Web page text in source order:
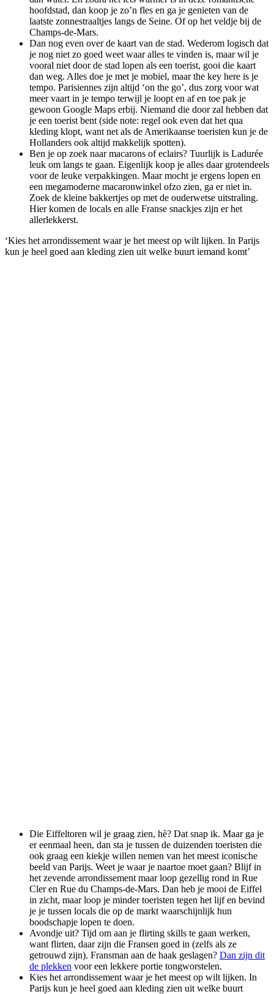
hoofdstad, dan koop je zo’n fles en ga je genieten van de
laatste zonnestraaltjes langs de Seine. Of op het veldje bij de
Champs-de-Mars.
Dan nog even over de kaart van de stad. Wederom logisch dat
je nog niet zo goed weet waar alles te vinden is, maar wil je
vooral niet door de stad lopen als een toerist, gooi die kaart
dan weg. Alles doe je met je mobiel, maar the key here is je
tempo. Parisiennes zijn altijd ‘on the go’, dus zorg voor wat
meer vaart in je tempo terwijl je loopt en af en toe pak je
gewoon Google Maps erbij. Niemand die door zal hebben dat
je een toerist bent (side note: regel ook even dat het qua
kleding klopt, want net als de Amerikaanse toeristen kun je de
Hollanders ook altijd makkelijk spotten).
Ben je op zoek naar macarons of eclairs? Tuurlijk is Ladurée
leuk om langs te gaan. Eigenlijk koop je alles daar grotendeels
voor de leuke verpakkingen. Maar mocht je ergens lopen en
een megamoderne macaronwinkel ofzo zien, ga er niet in.
Zoek de kleine bakkertjes op met de ouderwetse uitstraling.
Hier komen de locals en alle Franse snackjes zijn er het
allerlekkerst.
‘Kies het arrondissement waar je het meest op wilt lijken. In Parijs
kun je heel goed aan kleding zien uit welke buurt iemand komt’
Die Eiffeltoren wil je graag zien, hè? Dat snap ik. Maar ga je
er eenmaal heen, dan sta je tussen de duizenden toeristen die
ook graag een kiekje willen nemen van het meest iconische
beeld van Parijs. Weet je waar je naartoe moet gaan? Blijf in
het zevende arrondissement maar loop gezellig rond in Rue
Cler en Rue du Champs-de-Mars. Dan heb je mooi de Eiffel
in zicht, maar loop je minder toeristen tegen het lijf en bevind
je je tussen locals die op de markt waarschijnlijk hun
boodschapje lopen te doen.
Avondje uit? Tijd om aan je flirting skills te gaan werken,
want flirten, daar zijn die Fransen goed in (zelfs als ze
getrouwd zijn). Fransman aan de haak geslagen? Dan zijn dit
de plekken voor een lekkere portie tongworstelen.
Kies het arrondissement waar je het meest op wilt lijken. In
Parijs kun je heel goed aan kleding zien uit welke buurt